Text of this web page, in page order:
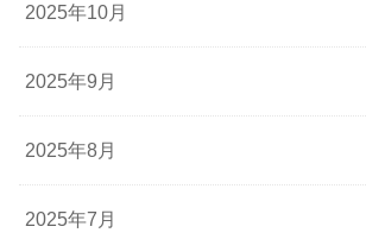
2025年10月
2025年9月
2025年8月
2025年7月